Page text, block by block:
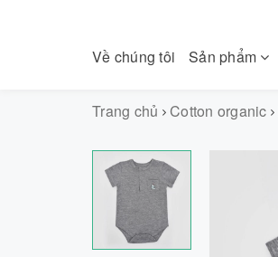
Về chúng tôi Sản phẩm
Trang chủ Cotton organic